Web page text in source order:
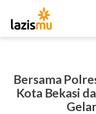
Bersama
Kota Bekasi